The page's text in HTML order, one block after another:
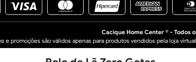
Cacique Home Center ® - Todos
e promoções são válidos apenas para produtos vendidos pela loja